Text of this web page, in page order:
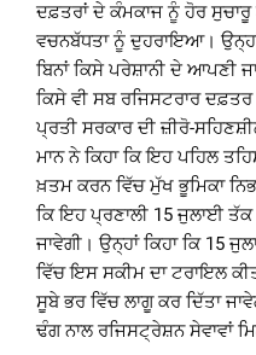
ਦਫ਼ਤਰਾਂ ਦੇ ਕੰਮਕਾਜ ਨੂੰ ਹੋਰ
ਵਚਨਬੱਧਤਾ ਨੂੰ ਦੁਹਰਾਇਆ।
ਬਿਨਾਂ ਕਿਸੇ ਪਰੇਸ਼ਾਨੀ ਦੇ ਆਪਣੀ
ਕਿਸੇ ਵੀ ਸਬ ਰਜਿਸਟਰਾਰ ਦਫ਼ਤਰ
ਪ੍ਰਤੀ ਸਰਕਾਰ ਦੀ ਜ਼ੀਰੋ-
ਮਾਨ ਨੇ ਕਿਹਾ ਕਿ ਇਹ ਪਹਿਲ
ਖ਼ਤਮ ਕਰਨ ਵਿੱਚ ਮੁੱਖ ਭੂਮਿਕਾ
ਕਿ ਇਹ ਪ੍ਰਣਾਲੀ 15 ਜੁਲਾਈ ਤੱਕ
ਜਾਵੇਗੀ। ਉਨ੍ਹਾਂ ਕਿਹਾ ਕਿ 15
ਵਿੱਚ ਇਸ ਸਕੀਮ ਦਾ ਟਰਾਇਲ
ਸੂਬੇ ਭਰ ਵਿੱਚ ਲਾਗੂ ਕਰ ਦਿੱਤਾ
ਢੰਗ ਨਾਲ ਰਜਿਸਟ੍ਰੇਸ਼ਨ ਸੇਵਾਵਾਂ